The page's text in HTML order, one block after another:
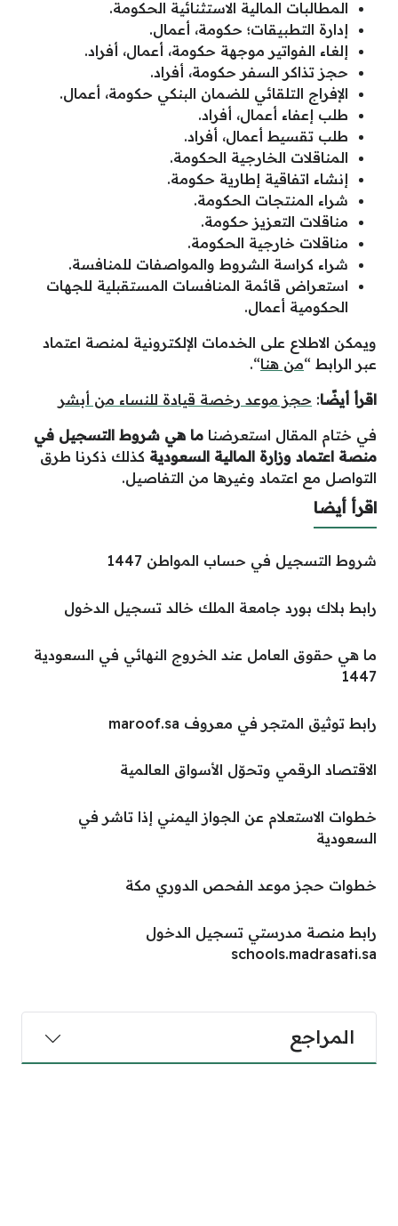
المطالبات المالية الاستثنائية الحكومة.
إدارة التطبيقات؛ حكومة، أعمال.
إلغاء الفواتير موجهة حكومة، أعمال، أفراد.
حجز تذاكر السفر حكومة، أفراد.
الإفراج التلقائي للضمان البنكي حكومة، أعمال.
طلب إعفاء أعمال، أفراد.
طلب تقسيط أعمال، أفراد.
المناقلات الخارجية الحكومة.
إنشاء اتفاقية إطارية حكومة.
شراء المنتجات الحكومة.
مناقلات التعزيز حكومة.
مناقلات خارجية الحكومة.
شراء كراسة الشروط والمواصفات للمنافسة.
استعراض قائمة المنافسات المستقبلية للجهات
الحكومية أعمال.
ويمكن الاطلاع على الخدمات الإلكترونية لمنصة اعتماد
عبر الرابط “من هنا“.
اقرأ أيضًا: حجز موعد رخصة قيادة للنساء من أبشر
في ختام المقال استعرضنا ما هي شروط التسجيل في
منصة اعتماد وزارة المالية السعودية كذلك ذكرنا طرق
التواصل مع اعتماد وغيرها من التفاصيل.
اقرأ أيضا
شروط التسجيل في حساب المواطن 1447
رابط بلاك بورد جامعة الملك خالد تسجيل الدخول
ما هي حقوق العامل عند الخروج النهائي في السعودية
1447
رابط توثيق المتجر في معروف maroof.sa
الاقتصاد الرقمي وتحوّل الأسواق العالمية
خطوات الاستعلام عن الجواز اليمني إذا تاشر في
السعودية
خطوات حجز موعد الفحص الدوري مكة
رابط منصة مدرستي تسجيل الدخول
schools.madrasati.sa
المراجع